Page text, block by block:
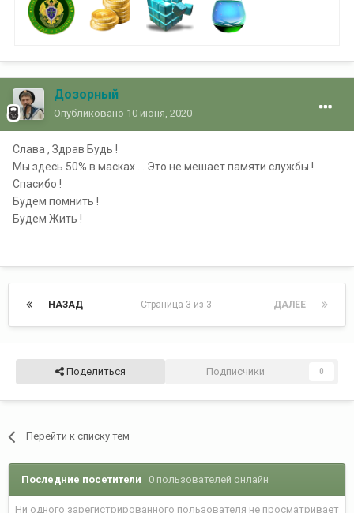
Дозорный
Опубликовано 10 июня, 2020
Слава , Здрав Будь !
Мы здесь 50% в масках ... Это не мешает памяти службы !
Спасибо !
Будем помнить !
Будем Жить !
НАЗАД ДАЛЕЕ
Страница 3 из 3
Поделиться Подписчики 0
Перейти к списку тем
Последние посетители 0 пользователей онлайн
Ни одного зарегистрированного пользователя не просматривает